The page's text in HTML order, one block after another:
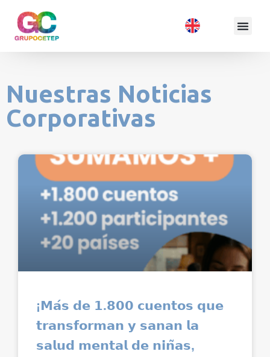
Nuestras Noticias
Corporativas
¡𝗠𝗮́𝘀 𝗱𝗲 𝟭.𝟴𝟬𝟬 𝗰𝘂𝗲𝗻𝘁𝗼𝘀 𝗾𝘂𝗲
𝘁𝗿𝗮𝗻𝘀𝗳𝗼𝗿𝗺𝗮𝗻 𝘆 𝘀𝗮𝗻𝗮𝗻 𝗹𝗮
𝘀𝗮𝗹𝘂𝗱 𝗺𝗲𝗻𝘁𝗮𝗹 𝗱𝗲 𝗻𝗶𝗻̃𝗮𝘀,